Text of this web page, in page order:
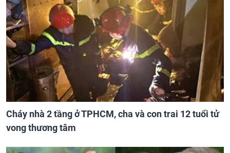
Cháy nhà 2 tầng ở TPHCM, cha và con trai 12 tuổi tử
vong thương tâm